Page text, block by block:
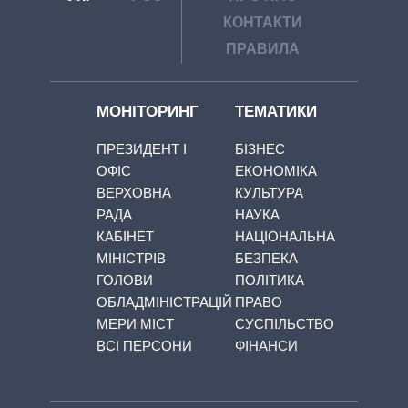
КОНТАКТИ
ПРАВИЛА
МОНІТОРИНГ
ПРЕЗИДЕНТ І
ОФІС
ВЕРХОВНА
РАДА
КАБІНЕТ
МІНІСТРІВ
ГОЛОВИ
ОБЛАДМІНІСТРАЦІЙ
МЕРИ МІСТ
ВСІ ПЕРСОНИ
ТЕМАТИКИ
БІЗНЕС
ЕКОНОМІКА
КУЛЬТУРА
НАУКА
НАЦІОНАЛЬНА
БЕЗПЕКА
ПОЛІТИКА
ПРАВО
СУСПІЛЬСТВО
ФІНАНСИ